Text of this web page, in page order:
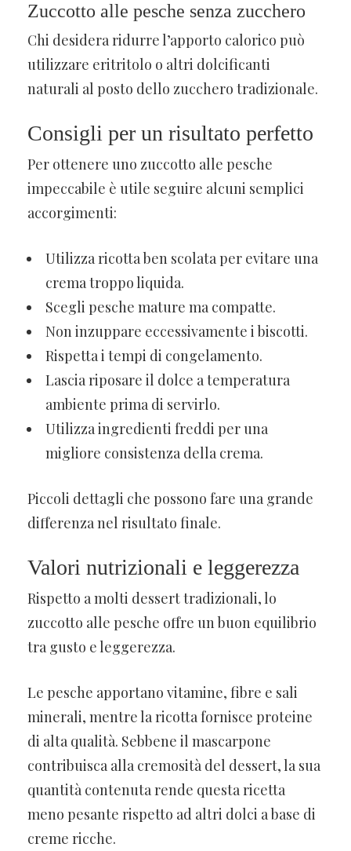
Zuccotto alle pesche senza zucchero
Chi desidera ridurre l’apporto calorico può
utilizzare eritritolo o altri dolcificanti
naturali al posto dello zucchero tradizionale.
Consigli per un risultato perfetto
Per ottenere uno zuccotto alle pesche
impeccabile è utile seguire alcuni semplici
accorgimenti:
Utilizza ricotta ben scolata per evitare una
crema troppo liquida.
Scegli pesche mature ma compatte.
Non inzuppare eccessivamente i biscotti.
Rispetta i tempi di congelamento.
Lascia riposare il dolce a temperatura
ambiente prima di servirlo.
Utilizza ingredienti freddi per una
migliore consistenza della crema.
Piccoli dettagli che possono fare una grande
differenza nel risultato finale.
Valori nutrizionali e leggerezza
Rispetto a molti dessert tradizionali, lo
zuccotto alle pesche offre un buon equilibrio
tra gusto e leggerezza.
Le pesche apportano vitamine, fibre e sali
minerali, mentre la ricotta fornisce proteine
di alta qualità. Sebbene il mascarpone
contribuisca alla cremosità del dessert, la sua
quantità contenuta rende questa ricetta
meno pesante rispetto ad altri dolci a base di
creme ricche.